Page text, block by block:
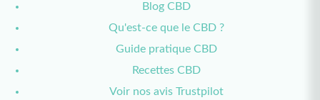
Blog CBD
Qu'est-ce que le CBD ?
Guide pratique CBD
Recettes CBD
Voir nos avis Trustpilot